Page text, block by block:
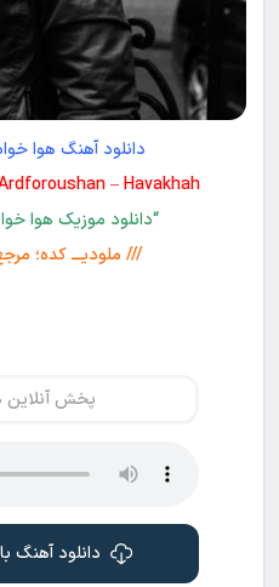
دانلود آهنگ هوا
– Havakhah
“دانلود موزیک هوا
/// ملودیـــ کده؛
پخش
دانلود آهنگ با